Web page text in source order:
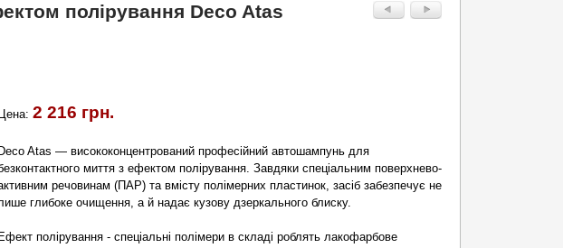
полірування Deco Atas
Цена: 2 216 грн.
Deco Atas — висококонцентрований професійний автошампунь для
миття з ефектом полірування. Завдяки спеціальним поверхнево-
речовинам (ПАР) та вмісту полімерних пластинок, засіб забезпечує не
глибоке очищення, а й надає кузову дзеркального блиску.
Ефект полірування - спеціальні полімери в складі роблять лакофарбове